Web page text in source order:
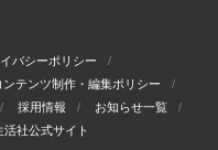
バシーポリシー
ンテンツ制作・編集ポリシー
採用情報
お知らせ一覧
活社公式サイト